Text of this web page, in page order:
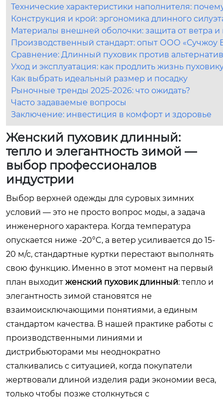
Технические характеристики наполнителя:
Конструкция и крой: эргономика длинного
Материалы внешней оболочки: защита от ветра и
Производственный стандарт: опыт ООО «Сучжоу
Сравнение: Длинный пуховик против альтернатив
Уход и эксплуатация: как продлить жизнь
Как выбрать идеальный размер и посадку
Рыночные тренды 2025-2026: что ожидать?
Часто задаваемые вопросы
Заключение: инвестиция в комфорт и здоровье
Женский пуховик длинный:
тепло и элегантность зимой —
выбор профессионалов
индустрии
Выбор верхней одежды для суровых зимних
условий — это не просто вопрос моды, а задача
инженерного характера. Когда температура
опускается ниже -20°C, а ветер усиливается до 15-
20 м/с, стандартные куртки перестают выполнять
свою функцию. Именно в этот момент на первый
план выходит женский пуховик длинный: тепло и
элегантность зимой становятся не
взаимоисключающими понятиями, а единым
стандартом качества. В нашей практике работы с
производственными линиями и
дистрибьюторами мы неоднократно
сталкивались с ситуацией, когда покупатели
жертвовали длиной изделия ради экономии веса,
только чтобы позже столкнуться с